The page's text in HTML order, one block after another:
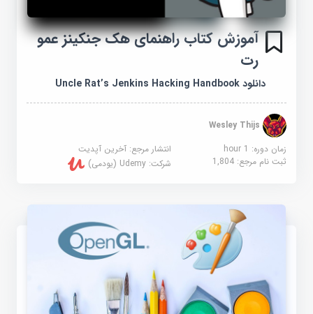
آموزش کتاب راهنمای هک جنکینز عمو
رت
دانلود Uncle Rat’s Jenkins Hacking Handbook
Wesley Thijs
زمان دوره: 1 hour
انتشار مرجع:آخرین آپدیت
ثبت نام مرجع:1,804 شرکت:Udemy (یودمی)